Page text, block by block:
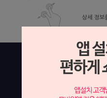
상세 정보